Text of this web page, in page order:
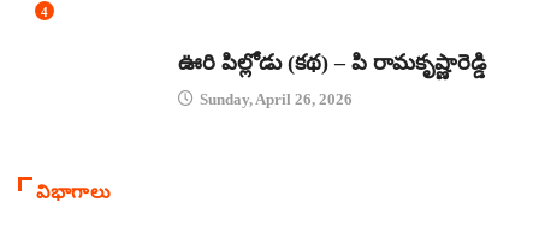
4
ఊరి పిల్లోడు (కథ) – పి రామకృష్ణారెడ్డి
Sunday, April 26, 2026
విభాగాలు